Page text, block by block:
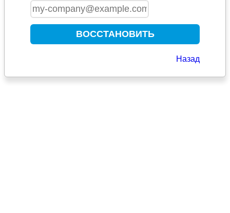
ВОССТАНОВИТЬ
Назад